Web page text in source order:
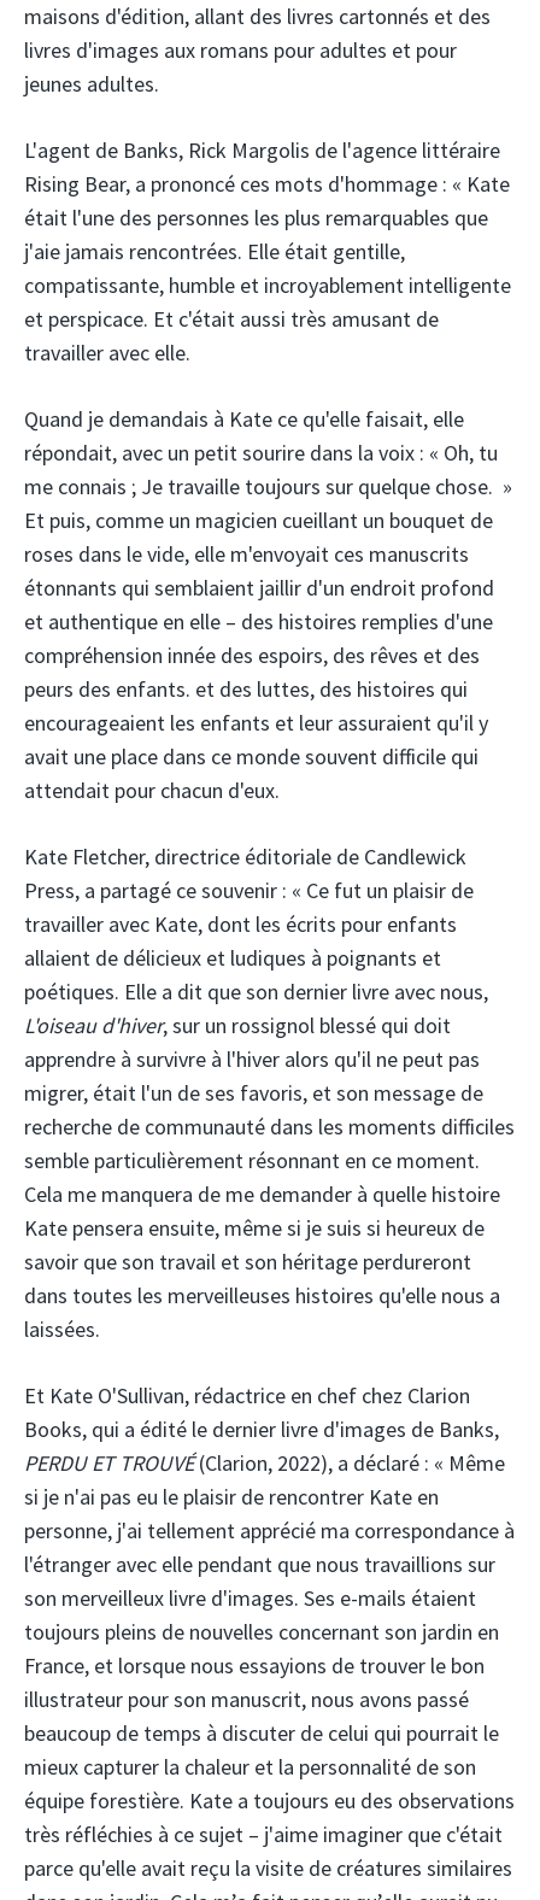
maisons d'édition, allant des livres cartonnés et des
livres d'images aux romans pour adultes et pour
jeunes adultes.
L'agent de Banks, Rick Margolis de l'agence littéraire
Rising Bear, a prononcé ces mots d'hommage : « Kate
était l'une des personnes les plus remarquables que
j'aie jamais rencontrées. Elle était gentille,
compatissante, humble et incroyablement intelligente
et perspicace. Et c'était aussi très amusant de
travailler avec elle.
Quand je demandais à Kate ce qu'elle faisait, elle
répondait, avec un petit sourire dans la voix : « Oh, tu
me connais ; Je travaille toujours sur quelque chose. »
Et puis, comme un magicien cueillant un bouquet de
roses dans le vide, elle m'envoyait ces manuscrits
étonnants qui semblaient jaillir d'un endroit profond
et authentique en elle – des histoires remplies d'une
compréhension innée des espoirs, des rêves et des
peurs des enfants. et des luttes, des histoires qui
encourageaient les enfants et leur assuraient qu'il y
avait une place dans ce monde souvent difficile qui
attendait pour chacun d'eux.
Kate Fletcher, directrice éditoriale de Candlewick
Press, a partagé ce souvenir : « Ce fut un plaisir de
travailler avec Kate, dont les écrits pour enfants
allaient de délicieux et ludiques à poignants et
poétiques. Elle a dit que son dernier livre avec nous,
L'oiseau d'hiver, sur un rossignol blessé qui doit
apprendre à survivre à l'hiver alors qu'il ne peut pas
migrer, était l'un de ses favoris, et son message de
recherche de communauté dans les moments difficiles
semble particulièrement résonnant en ce moment.
Cela me manquera de me demander à quelle histoire
Kate pensera ensuite, même si je suis si heureux de
savoir que son travail et son héritage perdureront
dans toutes les merveilleuses histoires qu'elle nous a
laissées.
Et Kate O'Sullivan, rédactrice en chef chez Clarion
Books, qui a édité le dernier livre d'images de Banks,
PERDU ET TROUVÉ(Clarion, 2022), a déclaré : « Même
si je n'ai pas eu le plaisir de rencontrer Kate en
personne, j'ai tellement apprécié ma correspondance à
l'étranger avec elle pendant que nous travaillions sur
son merveilleux livre d'images. Ses e-mails étaient
toujours pleins de nouvelles concernant son jardin en
France, et lorsque nous essayions de trouver le bon
illustrateur pour son manuscrit, nous avons passé
beaucoup de temps à discuter de celui qui pourrait le
mieux capturer la chaleur et la personnalité de son
équipe forestière. Kate a toujours eu des observations
très réfléchies à ce sujet – j'aime imaginer que c'était
parce qu'elle avait reçu la visite de créatures similaires